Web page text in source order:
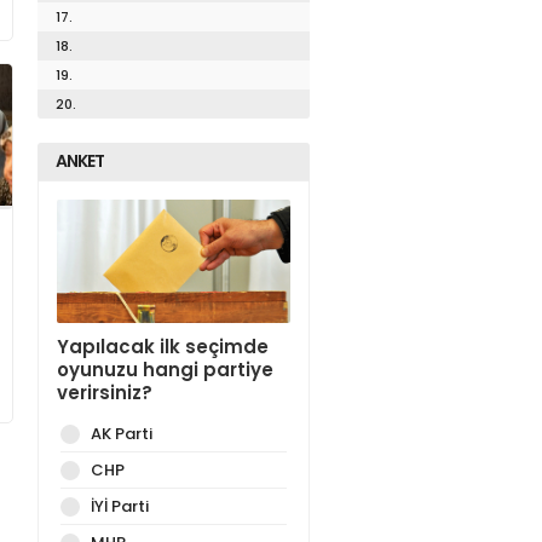
17.
18.
19.
20.
ANKET
Yapılacak ilk seçimde
oyunuzu hangi partiye
verirsiniz?
AK Parti
CHP
İYİ Parti